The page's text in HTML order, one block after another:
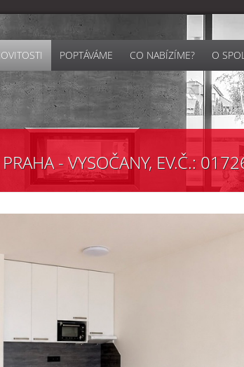
POPTÁVÁME CO NABÍZÍME? O
- VYSOČANY, EV.Č.: